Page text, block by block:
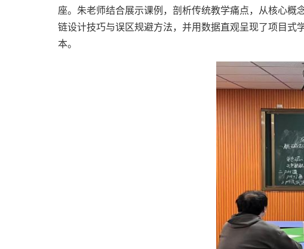
座。朱老师结合展示课例，剖析传统教学痛点，从核心
链设计技巧与误区规避方法，并用数据直观呈现了项目
本。